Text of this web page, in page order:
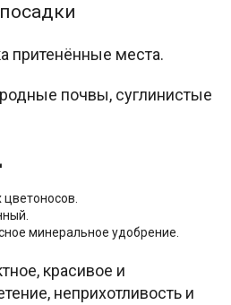
притенённые места.
почвы, суглинистые
минеральное удобрение.
красивое и
неприхотливость и